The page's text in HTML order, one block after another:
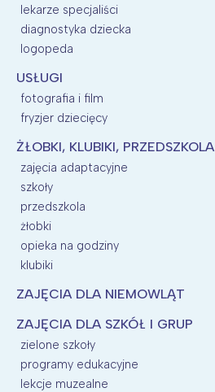
lekarze specjaliści
diagnostyka dziecka
logopeda
USŁUGI
fotografia i film
fryzjer dziecięcy
ŻŁOBKI, KLUBIKI, PRZEDSZKOLA
zajęcia adaptacyjne
szkoły
przedszkola
żłobki
opieka na godziny
klubiki
ZAJĘCIA DLA NIEMOWLĄT
ZAJĘCIA DLA SZKÓŁ I GRUP
zielone szkoły
programy edukacyjne
lekcje muzealne